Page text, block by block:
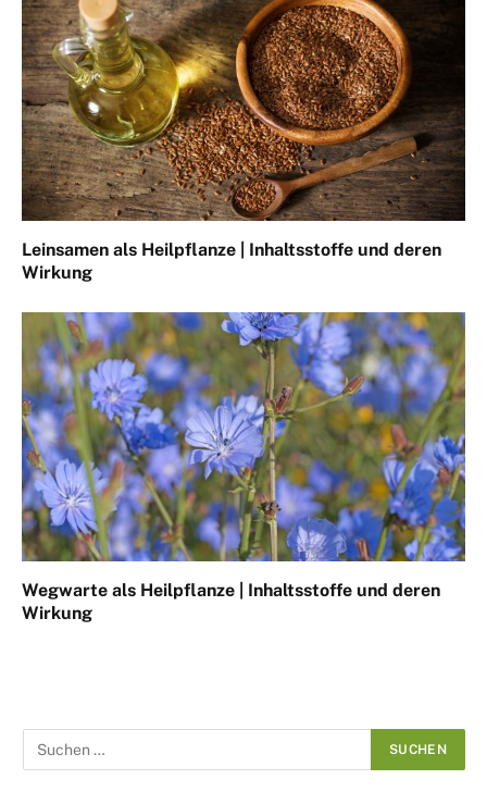
Leinsamen als Heilpflanze | Inhaltsstoffe und deren
Wirkung
Wegwarte als Heilpflanze | Inhaltsstoffe und deren
Wirkung